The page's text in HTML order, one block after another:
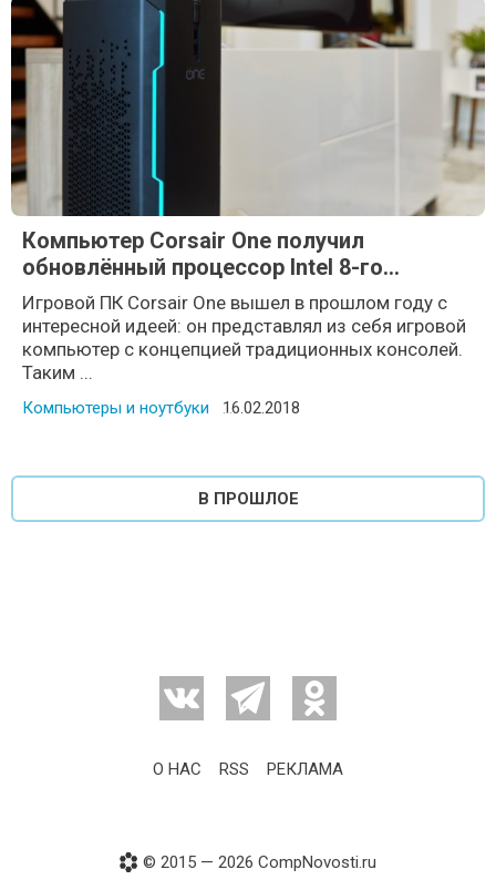
Компьютер Corsair One получил
обновлённый процессор Intel 8-го
поколения
Игровой ПК Corsair One вышел в прошлом году с
интересной идеей: он представлял из себя игровой
компьютер с концепцией традиционных консолей.
Таким ...
Компьютеры и ноутбуки Posted on
16.02.2018
В ПРОШЛОЕ
О НАС RSS РЕКЛАМА
© 2015 — 2026 CompNovosti.ru